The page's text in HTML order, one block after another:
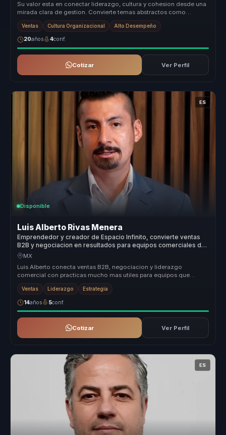
Su valor esta en conectar liderazgo, cultura y cohesion desde una
mirada clara de gestion. Convierte temas abstractos como
alineacion o t...
Ventas Cultura Organizacional Alto Desempeño
20años 4conf.
Cotizar Ver Perfil
ES
Disponible
Luis Alberto Rivas Menera
Emprendedor y creador de Espacio Infinito, convierte ventas
B2B y negociacion en resultados para equipos comerciales de
alto valor.
MX
Luis Alberto conecta ventas B2B, negociacion y liderazgo
comercial con practicas mucho mas utiles para equipos que
necesitan vender con m...
Ventas Liderazgo Estrategia
14años 5conf.
Cotizar Ver Perfil
ES